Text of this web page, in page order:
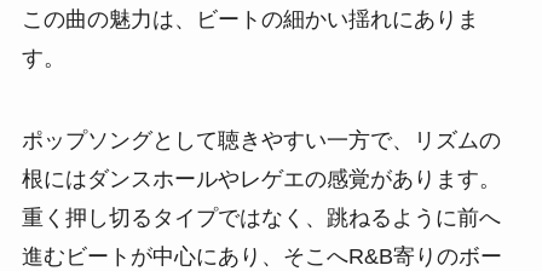
この曲の魅力は、ビートの細かい揺れにありま
す。
ポップソングとして聴きやすい一方で、リズムの
根にはダンスホールやレゲエの感覚があります。
重く押し切るタイプではなく、跳ねるように前へ
進むビートが中心にあり、そこへR&B寄りのボー